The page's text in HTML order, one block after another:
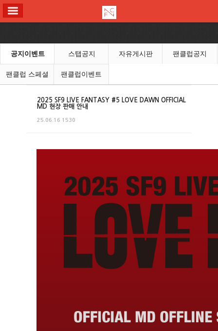
공지이벤트 스탭공지 자유게시판 팬클럽공지
팬클럽 스페셜 팬클럽이벤트
2025 SF9 LIVE FANTASY #5 LOVE DAWN OFFICIAL
MD 현장 판매 안내
25.06.16 1530